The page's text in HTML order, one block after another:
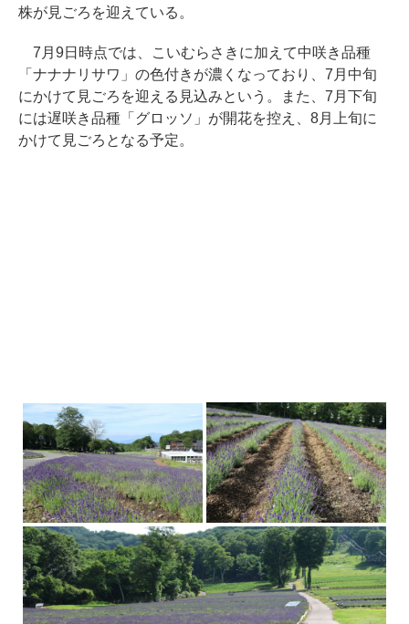
株が見ごろを迎えている。
7月9日時点では、こいむらさきに加えて中咲き品種
「ナナナリサワ」の色付きが濃くなっており、7月中旬
にかけて見ごろを迎える見込みという。また、7月下旬
には遅咲き品種「グロッソ」が開花を控え、8月上旬に
かけて見ごろとなる予定。